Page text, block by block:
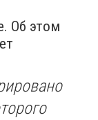
Об этом